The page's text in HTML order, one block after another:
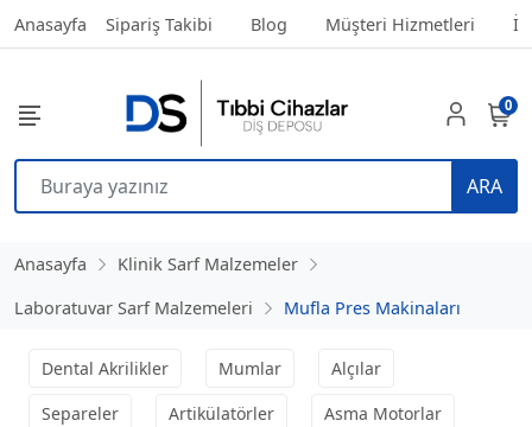
Anasayfa Sipariş Takibi Blog Müşteri Hizmetleri
ARA
0
Anasayfa
Klinik Sarf Malzemeler
Laboratuvar Sarf Malzemeleri
Mufla Pres Makinaları
Dental Akrilikler Mumlar
Alçılar
Separeler
Artikülatörler
Asma Motorlar